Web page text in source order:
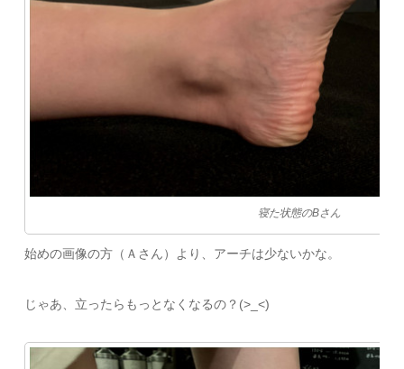
寝た状態のBさん
始めの画像の方（Ａさん）より、アーチは少ないかな。
じゃあ、立ったらもっとなくなるの？(>_<)